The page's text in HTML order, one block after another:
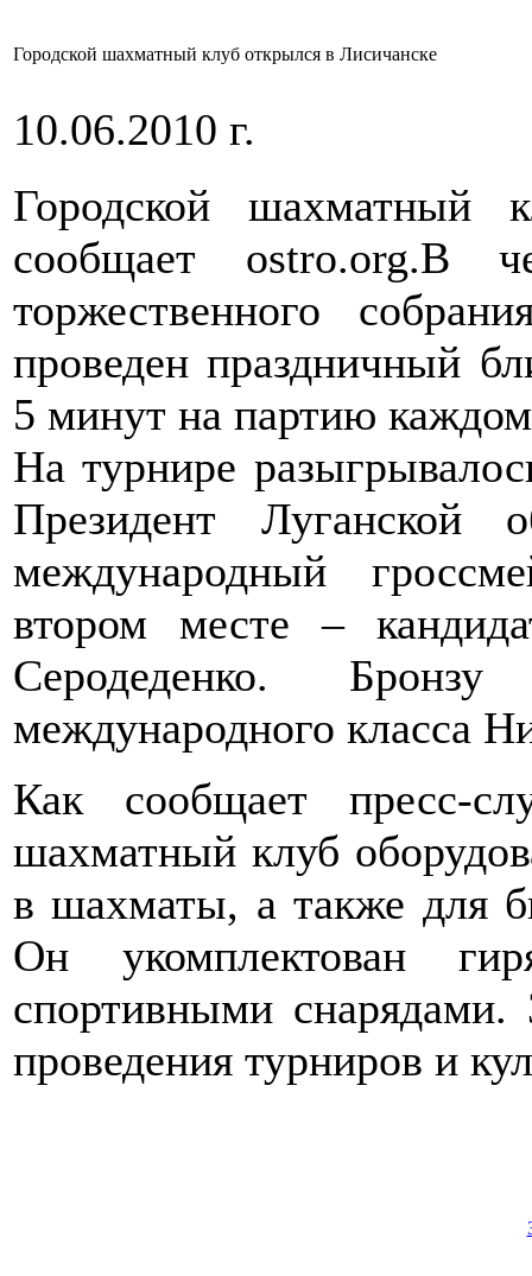
Городской шахматный клуб открылся в Лисичанске
10.06.2010 г.
Городской шахматный
сообщает ostro.org.В
торжественного
проведен праздничный
5 минут на партию
На турнире
Президент Луганской
международный
втором месте –
Серодеденко.
международного класса
Как сообщает пресс-
шахматный клуб
в шахматы, а также для
Он укомплектован
спортивными снарядами.
проведения турниров и